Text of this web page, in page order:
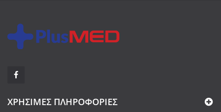
ΧΡΉΣΙΜΕΣ ΠΛΗΡΟΦΟΡΊΕΣ